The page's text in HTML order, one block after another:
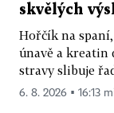
skvělých
Hořčík na
únavě a kreatin
stravy slibuje
6. 8. 2026 ▪ 16:13